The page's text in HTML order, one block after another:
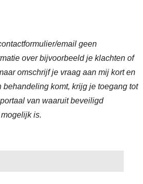
email geen
over bijvoorbeeld je klachten of
omschrijf je vraag aan mij kort en
behandeling komt, krijg je toegang tot
van waaruit beveiligd
is.